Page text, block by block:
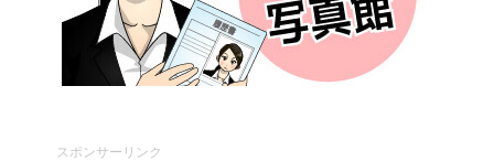
スポンサーリンク